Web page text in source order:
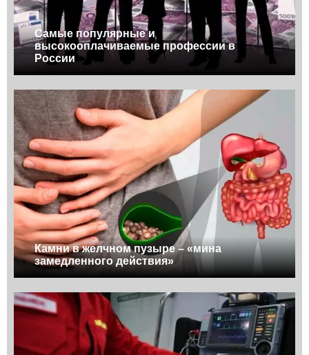
Самые популярные и
высокооплачиваемые профессии в
России
Камни в желчном пузыре – «мина
замедленного действия»